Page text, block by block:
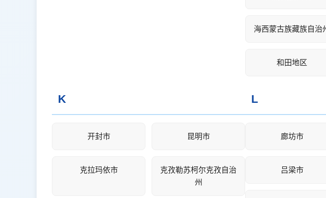
海西蒙古族藏族自治
和田地区
K
开封市 昆明市
克拉玛依市
克孜勒苏柯尔克孜自治
州
L
廊坊市
吕梁市